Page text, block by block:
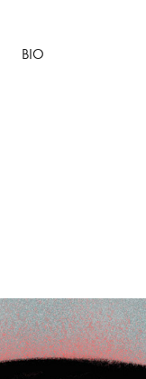
BIO